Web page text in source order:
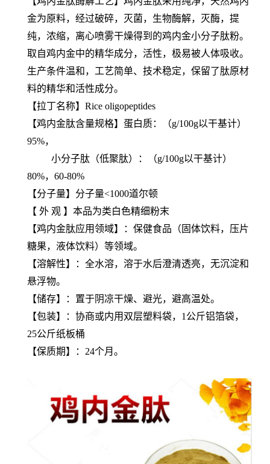
金为原料，经过破碎，灭菌，生物酶解，灭酶，提
纯，浓缩，离心喷雾干燥得到的鸡内金小分子肽粉。
取自鸡内金中的精华成分，活性，极易被人体吸收。
生产条件温和，工艺简单、技术稳定，保留了肽原材
料的精华和活性成分。
【拉丁名称】Rice oligopeptides
【鸡内金肽含量规格】蛋白质：（g/100g以干基计）
95%，
小分子肽（低聚肽）：（g/100g以干基计）
80%，60-80%
【分子量】分子量<1000道尔顿
【 外 观 】本品为类白色精细粉末
【鸡内金肽应用领域】：保健食品（固体饮料，压片
糖果，液体饮料）等领域。
【溶解性】：全水溶，溶于水后澄清透亮，无沉淀和
悬浮物。
【储存】：置于阴凉干燥、避光，避高温处。
【包装】：协商或内用双层塑料袋，1公斤铝箔袋，
25公斤纸板桶
【保质期】：24个月。